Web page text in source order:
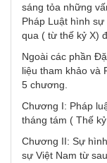
sáng tỏa những
Pháp Luật hình
qua ( từ thế kỷ X)
Ngoài các phần
liệu tham khảo và
5 chương.
Chương I: Pháp
tháng tám ( Thế kỷ
Chương II: Sự
sự Việt Nam từ